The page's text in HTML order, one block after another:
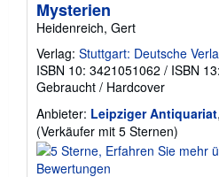
Mysterien
Heidenreich, Gert
Verlag: Stuttgart: Deutsche
ISBN 10: 3421051062 / ISBN
Gebraucht / Hardcover
Anbieter: Leipziger Antiquariat
(Verkäufer mit 5 Sternen)
5